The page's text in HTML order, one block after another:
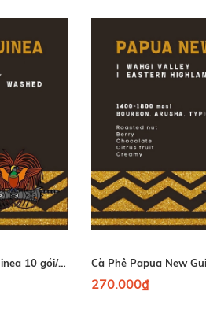
Cà phê túi lọc Papua New Guinea 10 gói/ hộp Cà Phê Papua New
270.000₫